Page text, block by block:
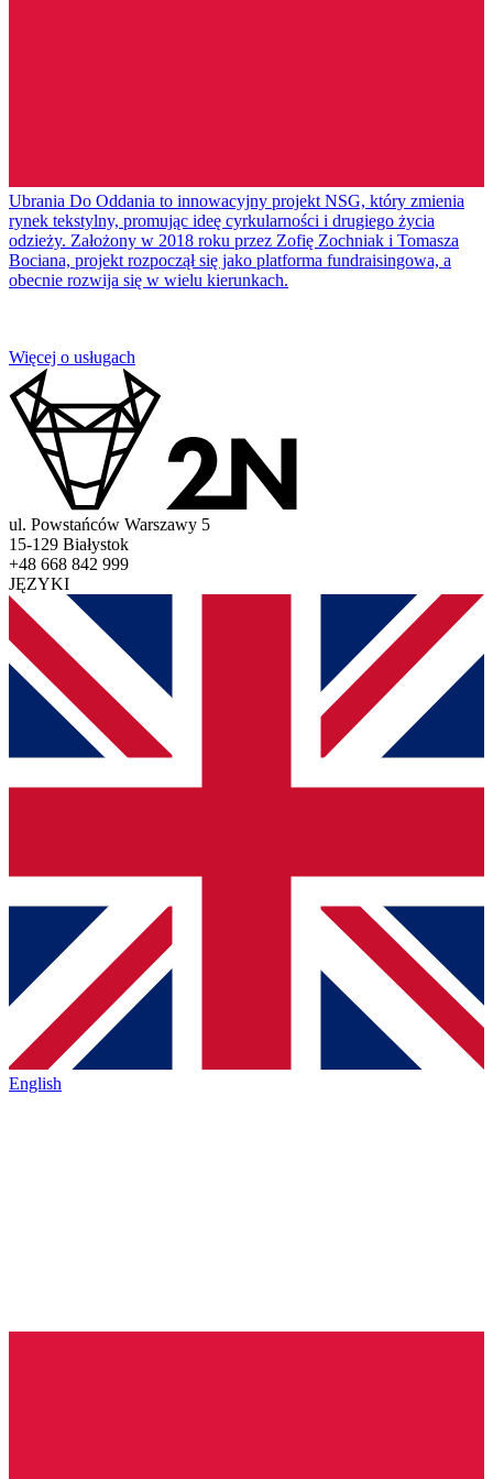
Ubrania Do Oddania to innowacyjny projekt NSG, który zmienia
rynek tekstylny, promując ideę cyrkularności i drugiego życia
odzieży. Założony w 2018 roku przez Zofię Zochniak i Tomasza
Bociana, projekt rozpoczął się jako platforma fundraisingowa, a
obecnie rozwija się w wielu kierunkach.
Więcej o usługach
ul. Powstańców Warszawy 5
15-129 Białystok
+48 668 842 999
JĘZYKI
English